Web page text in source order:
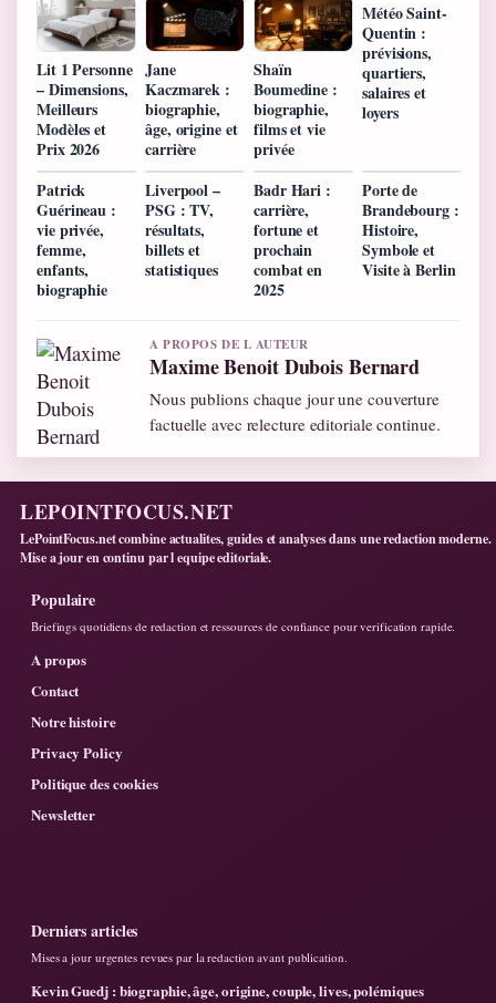
Lit 1 Personne
– Dimensions,
Meilleurs
Modèles et
Prix 2026
Jane
Kaczmarek :
biographie,
âge, origine et
carrière
Shaïn
Boumedine :
biographie,
films et vie
privée
Météo Saint-
Quentin :
prévisions,
quartiers,
salaires et
loyers
Patrick
Guérineau :
vie privée,
femme,
enfants,
biographie
Liverpool –
PSG : TV,
résultats,
billets et
statistiques
Badr Hari :
carrière,
fortune et
prochain
combat en
2025
Porte de
Brandebourg :
Histoire,
Symbole et
Visite à Berlin
A PROPOS DE L AUTEUR
Maxime Benoit Dubois Bernard
Nous publions chaque jour une couverture
factuelle avec relecture editoriale continue.
LEPOINTFOCUS.NET
LePointFocus.net combine actualites, guides et analyses dans une redaction moderne.
Mise a jour en continu par l equipe editoriale.
Populaire
Briefings quotidiens de redaction et ressources de confiance pour verification rapide.
A propos
Contact
Notre histoire
Privacy Policy
Politique des cookies
Newsletter
Derniers articles
Mises a jour urgentes revues par la redaction avant publication.
Kevin Guedj : biographie, âge, origine, couple, lives, polémiques